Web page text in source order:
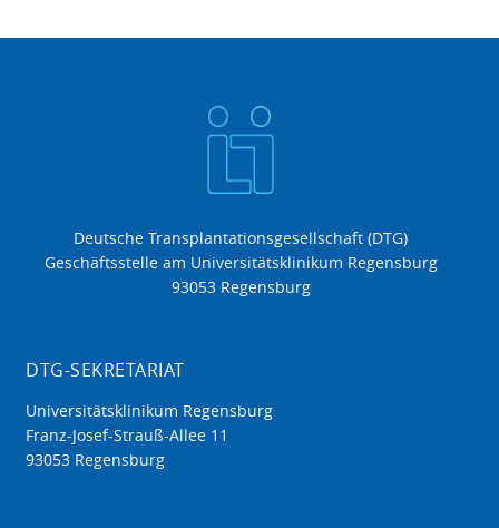
Deutsche Transplantationsgesellschaft (DTG)
Geschäftsstelle am Universitätsklinikum Regensburg
93053 Regensburg
DTG-SEKRETARIAT
Universitätsklinikum Regensburg
Franz-Josef-Strauß-Allee 11
93053 Regensburg